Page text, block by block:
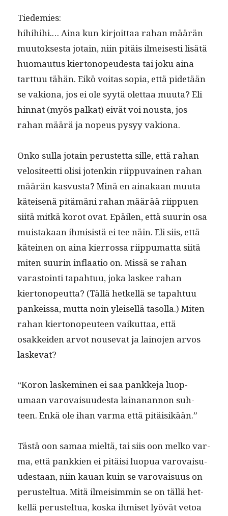
Tiedemies:
hihi­hi­hi.… Aina kun kir­joit­taa rahan määrän
muu­tok­ses­ta jotain, niin pitäis ilmeis­es­ti lisätä
huo­mau­tus kiertonopeud­es­ta tai joku aina
tart­tuu tähän. Eikö voitas sopia, että pide­tään
se vakiona, jos ei ole syytä olet­taa muu­ta? Eli
hin­nat (myös palkat) eivät voi nous­ta, jos
rahan määrä ja nopeus pysyy vakiona.
Onko sul­la jotain perustet­ta sille, että rahan
velosi­teet­ti olisi jotenkin riip­pu­vainen rahan
määrän kasvus­ta? Minä en ainakaan muu­ta
käteisenä pitämäni rahan määrää riip­puen
siitä mitkä korot ovat. Epäilen, että suurin osa
muis­takaan ihmi­sistä ei tee näin. Eli siis, että
käteinen on aina kier­rossa riip­pumat­ta siitä
miten suurin inflaa­tio on. Mis­sä se rahan
varas­toin­ti tapah­tuu, joka las­kee rahan
kiertonopeut­ta? (Täl­lä het­kel­lä se tapah­tuu
pankeis­sa, mut­ta noin yleisel­lä tasol­la.) Miten
rahan kiertonopeu­teen vaikut­taa, että
osakkei­den arvot nou­se­vat ja lain­o­jen arvos
laskevat?
“Koron laskem­i­nen ei saa pankke­ja luop­
umaan varovaisu­ud­es­ta lainanan­non suh­
teen. Enkä ole ihan var­ma että pitäisikään.”
Tästä oon samaa mieltä, tai siis oon melko var­
ma, että pankkien ei pitäisi luop­ua varovaisu­
ud­estaan, niin kauan kuin se varovaisu­us on
perustel­tua. Mitä ilmeisim­min se on täl­lä het­
kel­lä perustel­tua, kos­ka ihmiset lyövät vetoa